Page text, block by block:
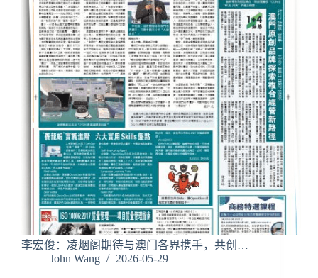
李宏俊：凌烟阁期待与澳门各界携手，共创…
John Wang
2026-05-29